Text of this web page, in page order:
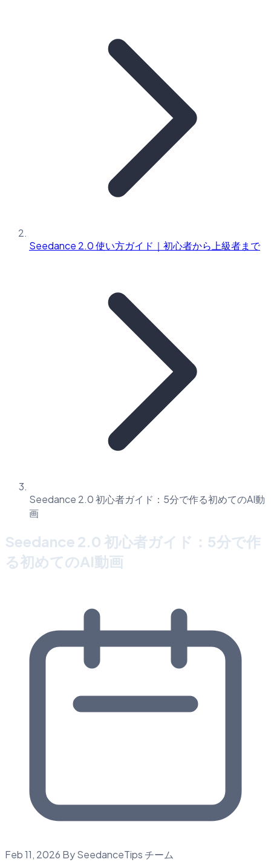
Seedance 2.0 使い方ガイド｜初心者から上級者まで
Seedance 2.0 初心者ガイド：5分で作る初めてのAI動
画
Seedance 2.0 初心者ガイド：5分で作
る初めてのAI動画
Feb 11, 2026 By SeedanceTips チーム